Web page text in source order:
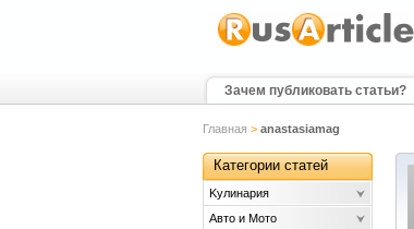
Зачем публиковать статьи?
Главная > anastasiamag
Категории статей
Kулинария
Авто и Мото